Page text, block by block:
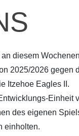
diesem
2025/2026 gegen
Itzehoe Eagles II.
Einheit
des eigenen
einholten.